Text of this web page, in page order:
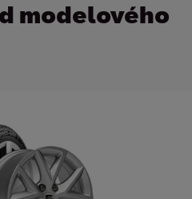
modelového